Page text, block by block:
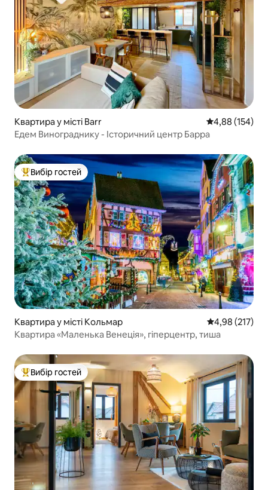
Квартира у місті Barr Середня
4,88 (154)
Едем Винограднику - Історичний центр Барра
Топ вибір гостей
Вибір гостей
Квартира у місті Кольмар Середня
4,98 (217)
Квартира «Маленька Венеція», гіперцентр, тиша
Топ вибір гостей
Вибір гостей